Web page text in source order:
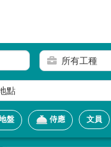
所有工種
點
盤 侍應 文員